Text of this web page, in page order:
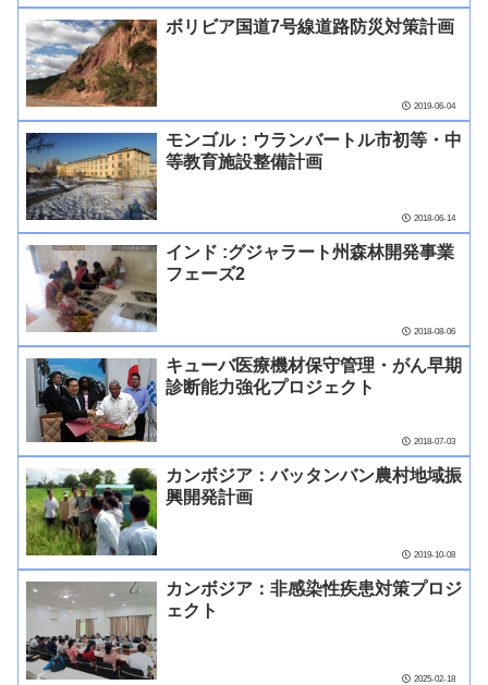
ボリビア国道7号線道路防災対策計画
2019-06-04
モンゴル：ウランバートル市初等・中
等教育施設整備計画
2018-06-14
インド :グジャラート州森林開発事業
フェーズ2
2018-08-06
キューバ医療機材保守管理・がん早期
診断能力強化プロジェクト
2018-07-03
カンボジア：バッタンバン農村地域振
興開発計画
2019-10-08
カンボジア：非感染性疾患対策プロジ
ェクト
2025-02-18